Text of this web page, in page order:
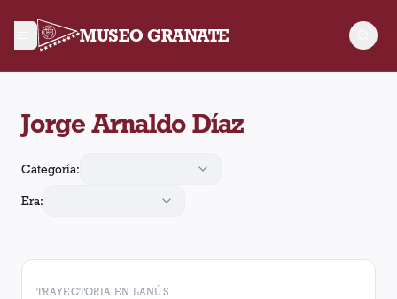
MUSEO GRANATE
Jorge Arnaldo Díaz
Categoría:
Era:
TRAYECTORIA EN LANÚS